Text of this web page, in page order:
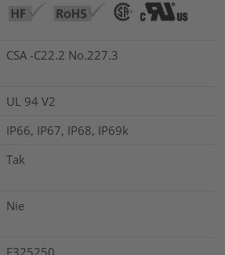
CSA -C22.2 No.227.3
UL 94 V2
IP66, IP67, IP68, IP69k
Tak
Nie